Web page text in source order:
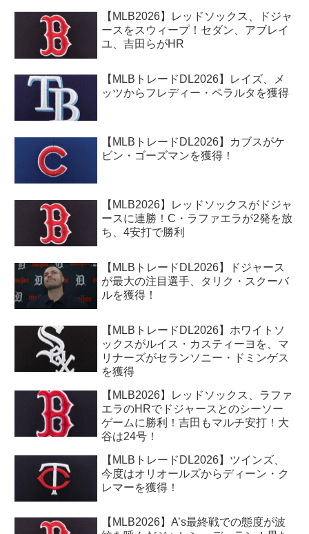
【MLB2026】レッドソックス、ドジャ
ースをスウィープ！セダン、アブレイ
ユ、吉田らがHR
【MLBトレードDL2026】レイズ、メ
ッツからフレディー・ペラルタを獲得
【MLBトレードDL2026】カブスがケ
ビン・ゴーズマンを獲得！
【MLB2026】レッドソックスがドジャ
ースに連勝！C・ラファエラが2発を放
ち、4安打で勝利
【MLBトレードDL2026】ドジャース
が最大の注目選手、タリク・スクーバ
ルを獲得！
【MLBトレードDL2026】ホワイトソ
ックスがルイス・カスティーヨを、マ
リナーズがセランソニー・ドミンゲス
を獲得
【MLB2026】レッドソックス、ラファ
エラのHRでドジャースとのシーソー
ゲームに勝利！吉田もマルチ安打！大
谷は24号！
【MLBトレードDL2026】ツインズ、
今度はオリオールズからディーン・ク
レマーを獲得！
【MLB2026】A’s最終戦での態度が波